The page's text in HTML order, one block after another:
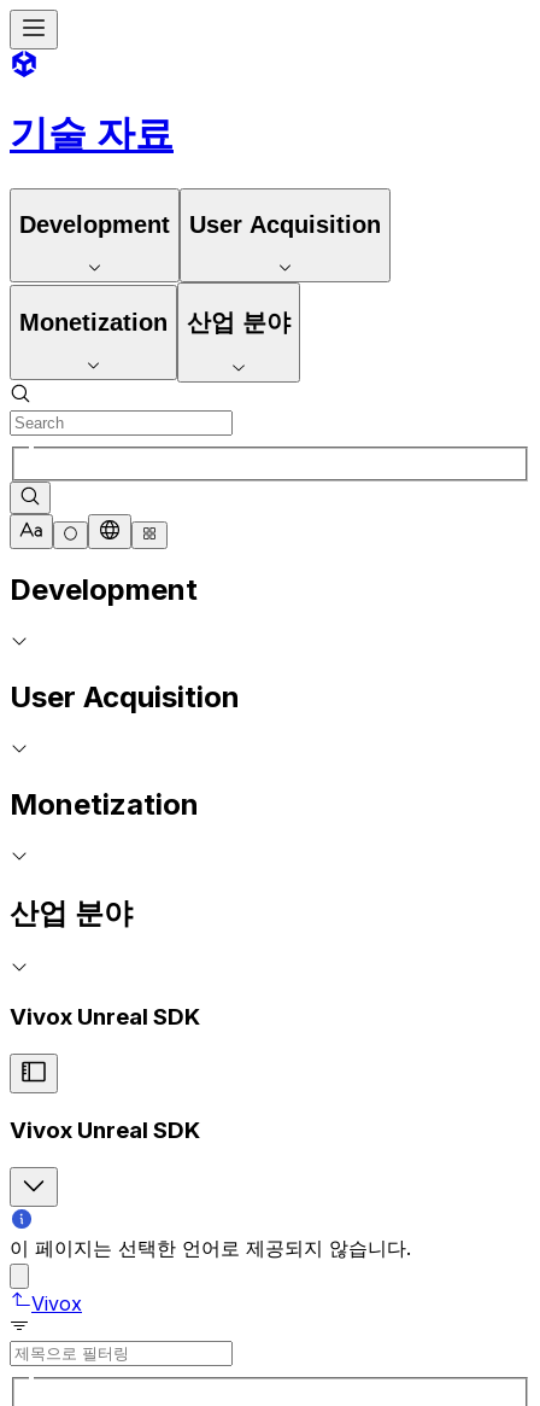
기술 자료
Development User Acquisition
Monetization 산업 분야
Development
User Acquisition
Monetization
산업 분야
Vivox Unreal SDK
Vivox Unreal SDK
이 페이지는 선택한 언어로 제공되지 않습니다.
Vivox